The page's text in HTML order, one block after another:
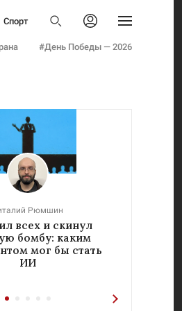
Спорт
Бизнес
Наука
Семья и дети
Авто
Стиль
Фото
#День Победы — 2026
Бизнес
Технологии
Авто
Фото
Инфографика
Эксклюзивы
Рюмшин
всех и скинул
бомбу: каким
мог бы стать
ИИ